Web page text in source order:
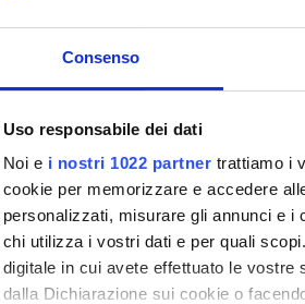
Consenso
Uso responsabile dei dati
Noi e i nostri 1022 partner trattiamo i
cookie per memorizzare e accedere
personalizzati, misurare gli annunci e
chi utilizza i vostri dati e per quali
digitale in cui avete effettuato le
dalla Dichiarazione sui cookie o